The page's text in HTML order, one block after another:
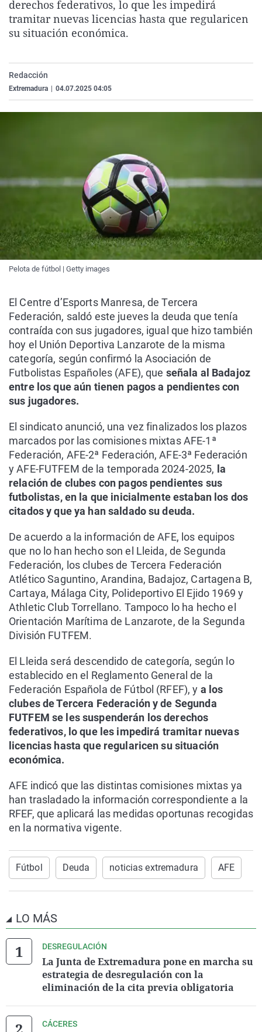
La rosa de los vientos
Caso
Extremadura
Virales
derechos federativos, lo que les impedirá
tramitar nuevas licencias hasta que regularicen
su situación económica.
Redacción
Extremadura 04.07.2025 04:05
Pelota de fútbol | Getty images
El Centre d’Esports Manresa, de Tercera
Federación, saldó este jueves la deuda que tenía
contraída con sus jugadores, igual que hizo también
hoy el Unión Deportiva Lanzarote de la misma
categoría, según confirmó la Asociación de
Futbolistas Españoles (AFE), que señala al Badajoz
entre los que aún tienen pagos a pendientes con
sus jugadores.
El sindicato anunció, una vez finalizados los plazos
marcados por las comisiones mixtas AFE-1ª
Federación, AFE-2ª Federación, AFE-3ª Federación
y AFE-FUTFEM de la temporada 2024-2025, la
relación de clubes con pagos pendientes sus
futbolistas, en la que inicialmente estaban los dos
citados y que ya han saldado su deuda.
De acuerdo a la información de AFE, los equipos
que no lo han hecho son el Lleida, de Segunda
Federación, los clubes de Tercera Federación
Atlético Saguntino, Arandina, Badajoz, Cartagena B,
Cartaya, Málaga City, Polideportivo El Ejido 1969 y
Athletic Club Torrellano. Tampoco lo ha hecho el
Orientación Marítima de Lanzarote, de la Segunda
División FUTFEM.
El Lleida será descendido de categoría, según lo
establecido en el Reglamento General de la
Federación Española de Fútbol (RFEF), y a los
clubes de Tercera Federación y de Segunda
FUTFEM se les suspenderán los derechos
federativos, lo que les impedirá tramitar nuevas
licencias hasta que regularicen su situación
económica.
AFE indicó que las distintas comisiones mixtas ya
han trasladado la información correspondiente a la
RFEF, que aplicará las medidas oportunas recogidas
en la normativa vigente.
Fútbol Deuda noticias extremadura AFE
LO MÁS
DESREGULACIÓN
La Junta de Extremadura pone en marcha su
estrategia de desregulación con la
eliminación de la cita previa obligatoria
CÁCERES